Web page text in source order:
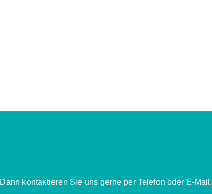
Dann kontaktieren Sie uns gerne per Telefon oder E-Mail.